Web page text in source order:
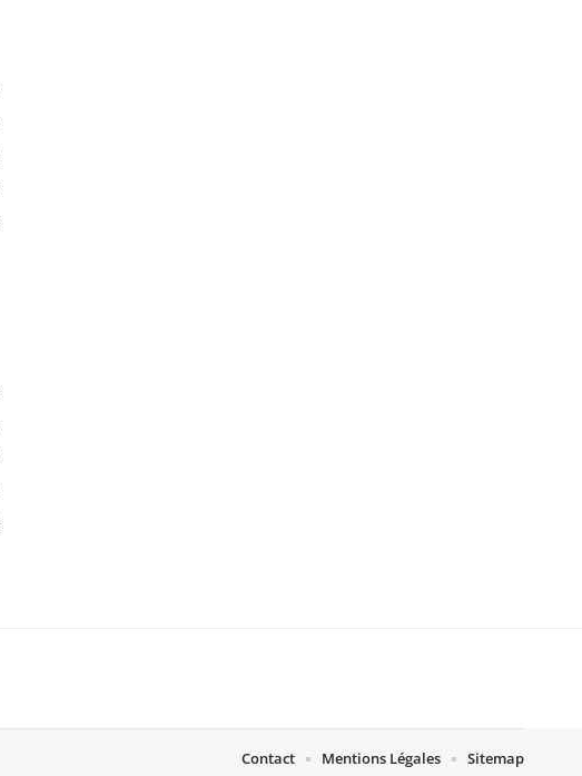
Contact Mentions Légales Sitemap